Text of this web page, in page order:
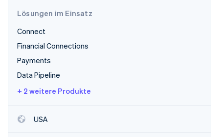
Lösungen im Einsatz
Connect
Financial Connections
Payments
Data Pipeline
+ 2 weitere Produkte
USA